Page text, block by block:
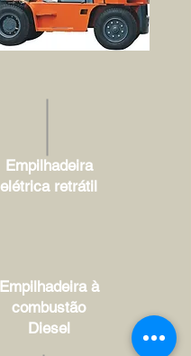
Empilhadeira
elétrica retrátil
Empilhadeira à
combustão
Diesel